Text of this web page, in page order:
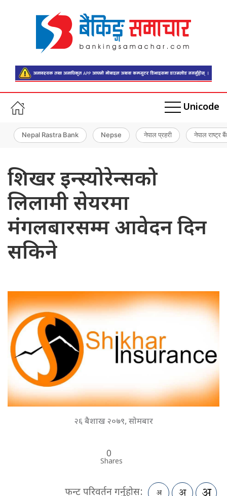
Unicode
Nepal Rastra Bank Nepse नेपाल प्रहरी नेपाल राष्ट्र
शिखर इन्स्योरेन्सको
लिलामी सेयरमा
मंगलबारसम्म आवेदन दिन
सकिने
२६ बैशाख २०७९, सोमबार
0
Shares
फन्ट परिवर्तन गर्नुहोस: